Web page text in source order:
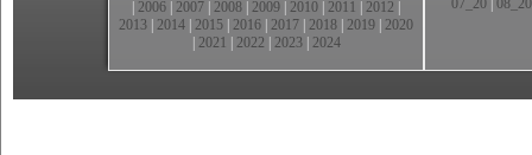
2006 2007 2008 2009 2010 2011 2012
2013 2014 2015 2016 2017 2018 2019 2020
2021 2022 2023| 2024
07_20 08_20